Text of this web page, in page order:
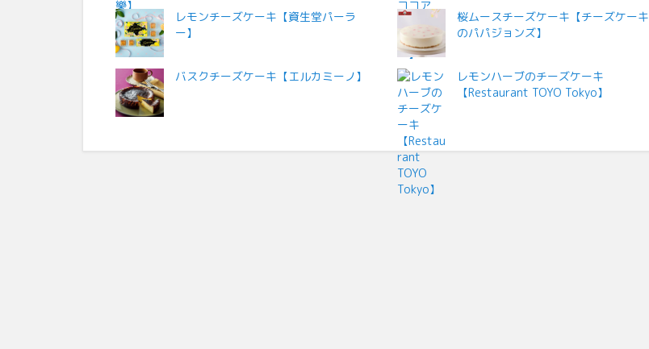
レモンチーズケーキ【資生堂パーラ
ー】
桜ムースチーズケーキ【チーズケーキ
のパパジョンズ】
バスクチーズケーキ【エルカミーノ】
レモンハーブのチーズケーキ
【Restaurant TOYO Tokyo】